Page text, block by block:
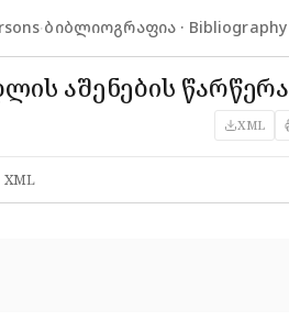
·ბიბლიოგრაფია · Bibliography
აშენების წარწერა
XML
XML